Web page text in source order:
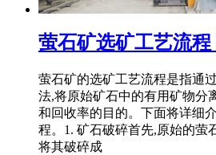
萤石矿选矿工艺流
萤石矿的选矿工艺流程是指通
法,将原始矿石中的有用矿物分
和回收率的目的。下面将详细
程。1. 矿石破碎首先,原始的萤
将其破碎成